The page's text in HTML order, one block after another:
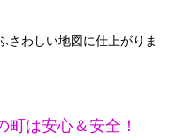
さわしい地図に仕上がりま
町は安心＆安全！